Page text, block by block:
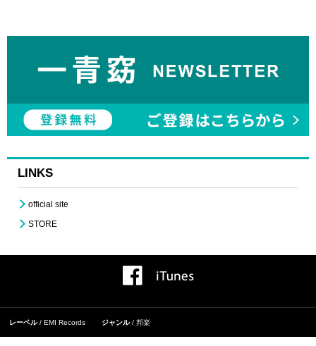
LINKS
official site
STORE
レーベル EMI Records ジャンル 邦楽